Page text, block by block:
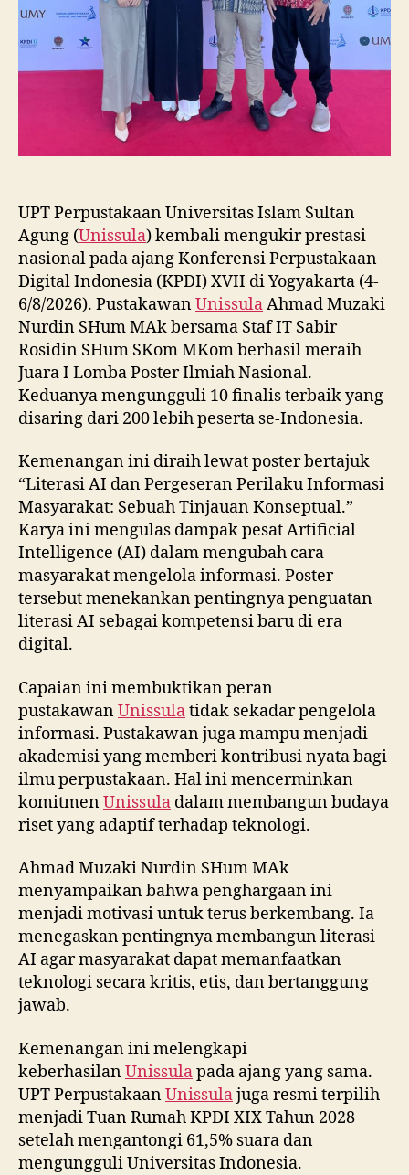
KPDI
XVII
UPT Perpustakaan Universitas Islam Sultan
Agung (Unissula) kembali mengukir prestasi
nasional pada ajang Konferensi Perpustakaan
Digital Indonesia (KPDI) XVII di Yogyakarta (4-
6/8/2026). PustakawanUnissulaAhmad Muzaki
Nurdin SHum MAk bersama Staf IT Sabir
Rosidin SHum SKom MKom berhasil meraih
Juara I Lomba Poster Ilmiah Nasional.
Keduanya mengungguli 10 finalis terbaik yang
disaring dari 200 lebih peserta se-Indonesia.
Kemenangan ini diraih lewat poster bertajuk
“Literasi AI dan Pergeseran Perilaku Informasi
Masyarakat: Sebuah Tinjauan Konseptual.”
Karya ini mengulas dampak pesat Artificial
Intelligence (AI) dalam mengubah cara
masyarakat mengelola informasi. Poster
tersebut menekankan pentingnya penguatan
literasi AI sebagai kompetensi baru di era
digital.
Capaian ini membuktikan peran
pustakawanUnissulatidak sekadar pengelola
informasi. Pustakawan juga mampu menjadi
akademisi yang memberi kontribusi nyata bagi
ilmu perpustakaan. Hal ini mencerminkan
komitmenUnissula dalam membangun budaya
riset yang adaptif terhadap teknologi.
Ahmad Muzaki Nurdin SHum MAk
menyampaikan bahwa penghargaan ini
menjadi motivasi untuk terus berkembang. Ia
menegaskan pentingnya membangun literasi
AI agar masyarakat dapat memanfaatkan
teknologi secara kritis, etis, dan bertanggung
jawab.
Kemenangan ini melengkapi
keberhasilanUnissulapada ajang yang sama.
UPT PerpustakaanUnissulajuga resmi terpilih
menjadi Tuan Rumah KPDI XIX Tahun 2028
setelah mengantongi 61,5% suara dan
mengungguli Universitas Indonesia.